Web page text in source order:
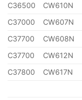
C36500 CW610N
C37000
CW607N
C37700
CW608N
C37700
CW612N
C37800
CW617N